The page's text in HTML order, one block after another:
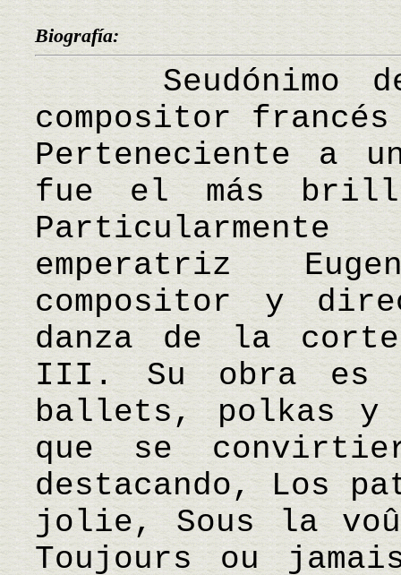
Biografía:
Seudónimo de
compositor
Perteneciente a
fue el más
emperatriz
compositor y
danza de la
III. Su obra es
ballets, polkas y
que se
destacando, Los
jolie, Sous la
Toujours ou